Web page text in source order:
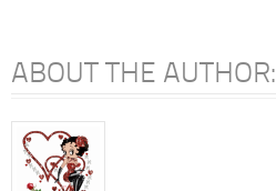
ABOUT THE AUTHOR: